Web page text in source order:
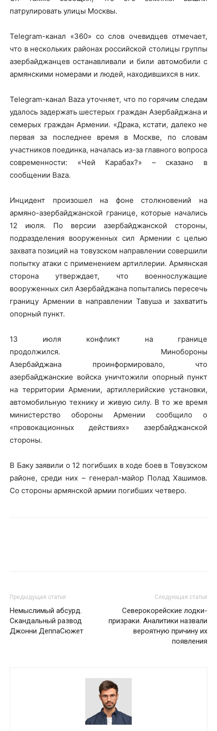
патрулировать улицы Москвы.
Telegram-канал «360» со слов очевидцев отмечает,
что в нескольких районах российской столицы группы
азербайджанцев останавливали и били автомобили с
армянскими номерами и людей, находившихся в них.
Telegram-канал Baza уточняет, что по горячим следам
удалось задержать шестерых граждан Азербайджана и
семерых граждан Армении. «Драка, кстати, далеко не
первая за последнее время в Москве, по словам
участников поединка, началась из-за главного вопроса
современности: «Чей Карабах?» – сказано в
сообщении Baza.
Инцидент произошел на фоне столкновений на
армяно-азербайджанской границе, которые начались
12 июля. По версии азербайджанской стороны,
подразделения вооруженных сил Армении с целью
захвата позиций на товузском направлении совершили
попытку атаки с применением артиллерии. Армянская
сторона утверждает, что военнослужащие
вооруженных сил Азербайджана попытались пересечь
границу Армении в направлении Тавуша и захватить
опорный пункт.
13 июля конфликт на границе
продолжился. Минобороны
Азербайджана проинформировало, что
азербайджанские войска уничтожили опорный пункт
на территории Армении, артиллерийские установки,
автомобильную технику и живую силу. В то же время
министерство обороны Армении сообщило о
«провокационных действиях» азербайджанской
стороны.
В Баку заявили о 12 погибших в ходе боев в Товузском
районе, среди них – генерал-майор Полад Хашимов.
Со стороны армянской армии погибших четверо.
Предыдущая статья
Немыслимый абсурд.
Скандальный развод
Джонни ДеппаСюжет
Следующая статья
Северокорейские лодки-
призраки. Аналитики назвали
вероятную причину их
появления